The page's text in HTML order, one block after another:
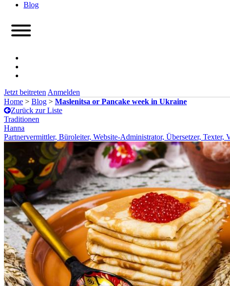
Blog
Jetzt beitreten Anmelden
Home > Blog > Maslenitsa or Pancake week in Ukraine
Zurück zur Liste
Traditionen
Hanna
Partnervermittler, Büroleiter, Website-Administrator, Übersetzer, Texter,